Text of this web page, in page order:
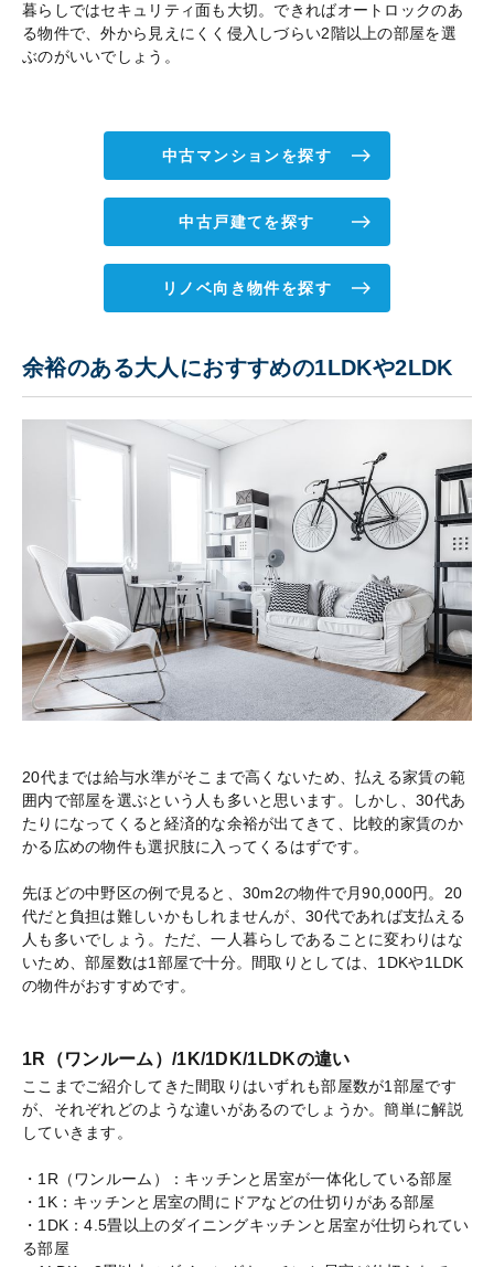
暮らしではセキュリティ面も大切。できればオートロックのあ
る物件で、外から見えにくく侵入しづらい2階以上の部屋を選
ぶのがいいでしょう。
中古マンションを探す
中古戸建てを探す
リノベ向き物件を探す
余裕のある大人におすすめの1LDKや2LDK
20代までは給与水準がそこまで高くないため、払える家賃の範
囲内で部屋を選ぶという人も多いと思います。しかし、30代あ
たりになってくると経済的な余裕が出てきて、比較的家賃のか
かる広めの物件も選択肢に入ってくるはずです。
先ほどの中野区の例で見ると、30m2の物件で月90,000円。20
代だと負担は難しいかもしれませんが、30代であれば支払える
人も多いでしょう。ただ、一人暮らしであることに変わりはな
いため、部屋数は1部屋で十分。間取りとしては、1DKや1LDK
の物件がおすすめです。
1R（ワンルーム）/1K/1DK/1LDKの違い
ここまでご紹介してきた間取りはいずれも部屋数が1部屋です
が、それぞれどのような違いがあるのでしょうか。簡単に解説
していきます。
・1R（ワンルーム）：キッチンと居室が一体化している部屋
・1K：キッチンと居室の間にドアなどの仕切りがある部屋
・1DK：4.5畳以上のダイニングキッチンと居室が仕切られてい
る部屋